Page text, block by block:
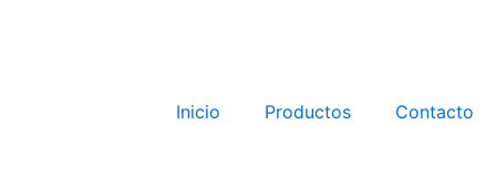
Inicio Productos Contacto